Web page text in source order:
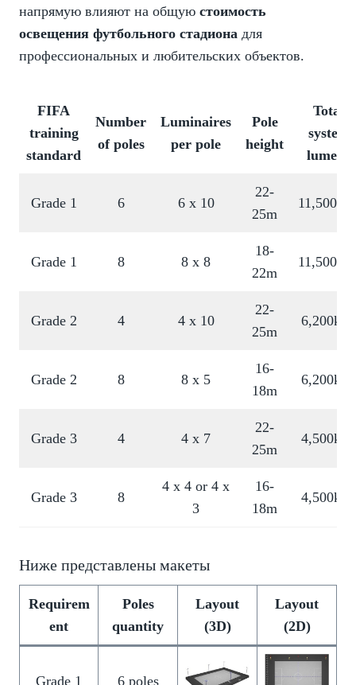
напрямую влияют на общую стоимость
освещения футбольного стадиона для
профессиональных и любительских объектов.
FIFA
training
standard
Number
of poles
Luminaires
per pole
Pole
height
Total
system
lumens
Grade 1 6 6 x 10
22-
25m
Grade 1 8 8 x 8
18-
22m
Grade 2 4 4 x 10
22-
25m
6,200klm
Grade 2 8 8 x 5
16-
18m
6,200klm
Grade 3 4 4 x 7
22-
25m
4,500klm
Grade 3 8
4 x 4 or 4 x
3
16-
18m
4,500klm
Ниже представлены макеты
Requirem
ent
Poles
quantity
Layout
(3D)
Layout
(2D)
Grade 1 6 poles